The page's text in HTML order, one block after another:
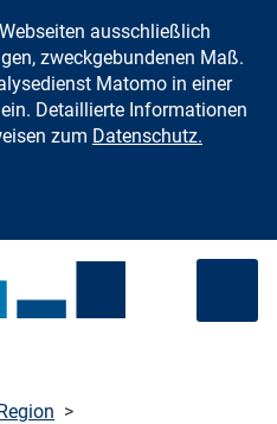
Zum Inhalt springen
ausschließlich
zweckgebundenen Maß.
Matomo in einer
Detaillierte Informationen
zum Datenschutz.
>